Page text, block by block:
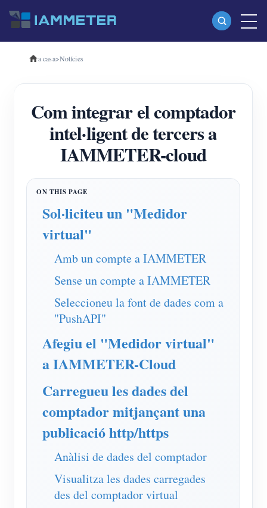
Productes
Mesurador d'energia Wi-Fi trifàsic (WEM3080T)
Mesurador d'energia Wi-Fi trifàsic (WEM3046T)
Mesurador d'energia Wi-Fi trifàsic (WEM3050T)
Controlador d'alimentació WiFi
Sistema de Predicció i Simulació Energètica
Aplicacions
Monitor d'energia del sistema solar fotovoltaic
Monitor de consum d'electricitat
Sistema de control de calefacció fotovoltaica
Domòtica
Monitorització energètica de fàbrica
Botiga
Recursos
Inici ràpid del producte
Document
Vídeo tutorial
Preguntes freqüents
Comunitat
Desenvolupador
Explora
Sobre nosaltres
a casa>Notícies
Com integrar el comptador
intel·ligent de tercers a
IAMMETER-cloud
Sol·liciteu un "Medidor
virtual"
Amb un compte a IAMMETER
Sense un compte a IAMMETER
Seleccioneu la font de dades com a
"PushAPI"
Afegiu el "Medidor virtual"
a IAMMETER-Cloud
Carregueu les dades del
comptador mitjançant una
publicació http/https
Anàlisi de dades del comptador
Visualitza les dades carregades
des del comptador virtual